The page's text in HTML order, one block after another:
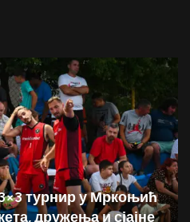
турнир у Мркоњић
дружења и сјајне